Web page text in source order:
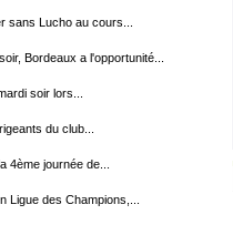
sans Lucho au cours...
Bordeaux a l'opportunité...
soir lors...
du club...
journée de...
Ligue des Champions,...